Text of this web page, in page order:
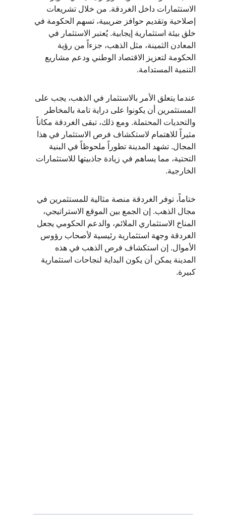
الاستثمارات داخل الغردقة. من خلال تشريعات
إصلاحية وتقديم حوافز ضريبية، تسهم الحكومة في
خلق بيئة استثمارية إيجابية. يُعتبر الاستثمار في
المعادن الثمينة، مثل الذهب، جزءاً من رؤية
الحكومة لتعزيز الاقتصاد الوطني ودعم مشاريع
التنمية المستدامة.
عندما يتعلق الأمر بالاستثمار في الذهب، يجب على
المستثمرين أن يكونوا على دراية تامة بالمخاطر
والتحديات المحتملة. ومع ذلك، تبقى الغردقة مكاناً
مثيراً للاهتمام لاستكشاف فرص الاستثمار في هذا
المجال. تشهد المدينة تطوراً ملحوظاً في البنية
التحتية، مما يساهم في زيادة جاذبيتها للاستثمارات
الخارجية.
ختاماً، توفر الغردقة منصة مثالية للمستثمرين في
مجال الذهب. إن الجمع بين الموقع الاستراتيجي،
المناخ الاستثماري الملائم، والدعم الحكومي يجعل
الغردقة وجهة استثمارية رئيسية لأصحاب رؤوس
الأموال. إن استكشاف فرص الذهب في هذه
المدينة يمكن أن يكون البداية لنجاحات استثمارية
كبيرة.